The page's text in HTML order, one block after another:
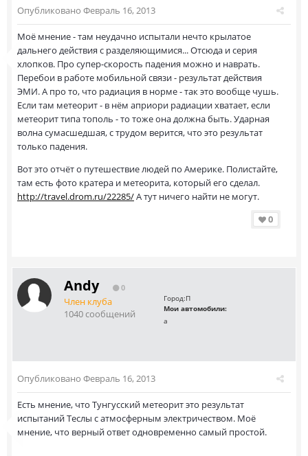
Опубликовано Февраль 16, 2013
Моё мнение - там неудачно испытали нечто крылатое
дальнего действия с разделяющимися... Отсюда и серия
хлопков. Про супер-скорость падения можно и наврать.
Перебои в работе мобильной связи - результат действия
ЭМИ. А про то, что радиация в норме - так это вообще чушь.
Если там метеорит - в нём априори радиации хватает, если
метеорит типа тополь - то тоже она должна быть. Ударная
волна сумасшедшая, с трудом верится, что это результат
только падения.
Вот это отчёт о путешествие людей по Америке. Полистайте,
там есть фото кратера и метеорита, который его сделал.
http://travel.drom.ru/22285/А тут ничего найти не могут.
0
Andy 0
Член клуба
1040 сообщений
Город:П
Мои автомобили:
а
Опубликовано Февраль 16, 2013
Есть мнение, что Тунгусский метеорит это результат
испытаний Теслы с атмосферным электричеством. Моё
мнение, что верный ответ одновременно самый простой.